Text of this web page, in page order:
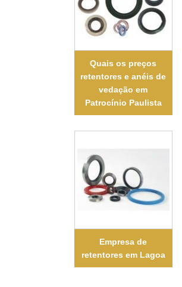
Quais os preços
retentores e anéis de
vedação em
Patrocínio Paulista
Empresa de
retentores em Lagoa